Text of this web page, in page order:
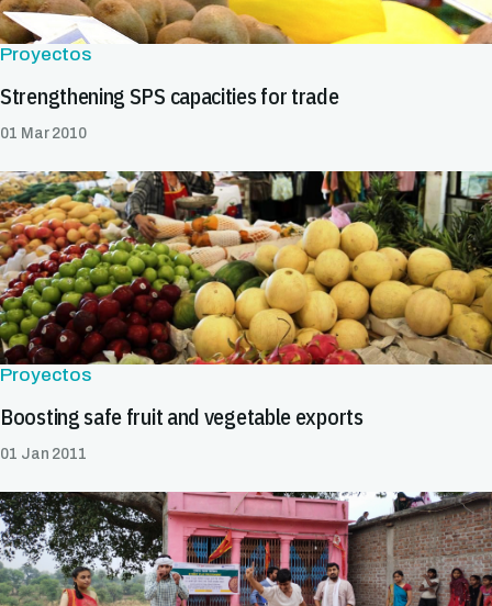
Proyectos
Strengthening SPS capacities for trade
01 Mar 2010
Proyectos
Boosting safe fruit and vegetable exports
01 Jan 2011